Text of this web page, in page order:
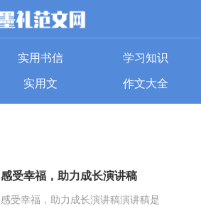
实用书信 学习知识
实用文 作文大全
感受幸福，助力成长演讲稿
感受幸福，助力成长演讲稿演讲稿是